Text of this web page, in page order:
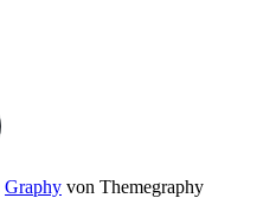
Graphy von Themegraphy